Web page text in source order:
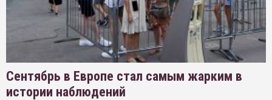
Сентябрь в Европе стал самым жарким в
истории наблюдений